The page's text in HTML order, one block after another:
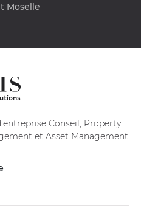
Moselle
Conseil, Property
et Asset Management